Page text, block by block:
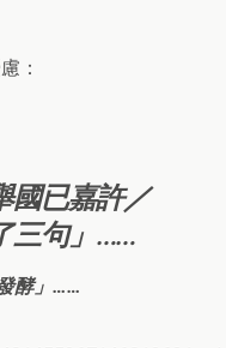
：
國已嘉許／
三句」……
酵」……